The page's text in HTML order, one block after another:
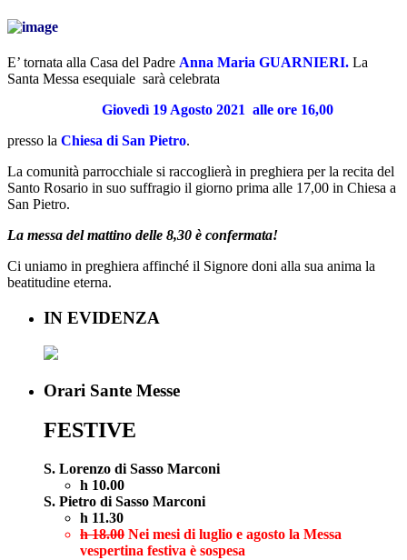
E’ tornata alla Casa del Padre Anna Maria GUARNIERI. La
Santa Messa esequiale sarà celebrata
Giovedì 19 Agosto 2021 alle ore 16,00
presso la Chiesa di San Pietro.
La comunità parrocchiale si raccoglierà in preghiera per la recita del
Santo Rosario in suo suffragio il giorno prima alle 17,00 in Chiesa a
San Pietro.
La messa del mattino delle 8,30 è confermata!
Ci uniamo in preghiera affinché il Signore doni alla sua anima la
beatitudine eterna.
IN EVIDENZA
Orari Sante Messe
FESTIVE
S. Lorenzo di Sasso Marconi
h 10.00
S. Pietro di Sasso Marconi
h 11.30
h 18.00 Nei mesi di luglio e agosto la Messa
vespertina festiva è sospesa